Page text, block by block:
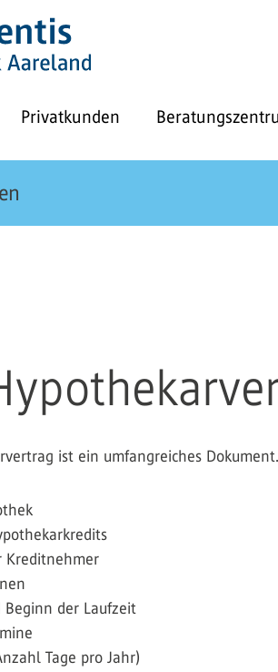
Privatkunden
ist ein umfangreiches
Kreditnehmer
Beginn der Laufzeit
Tage pro Jahr)